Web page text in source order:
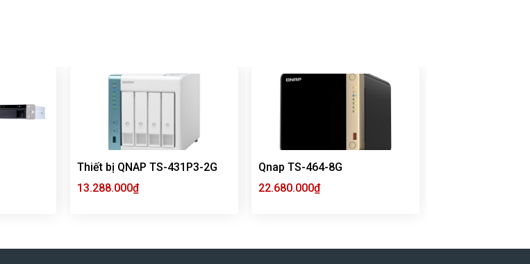
Thiết bị QNAP TS-431P3-2G
13.288.000₫
Qnap TS-464-8G
22.680.000₫